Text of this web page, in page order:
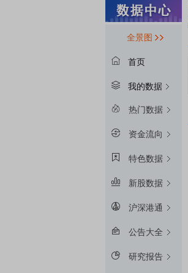
全景图
首页
我的数据
热门数据
资金流向
特色数据
新股数据
沪深港通
公告大全
研究报告